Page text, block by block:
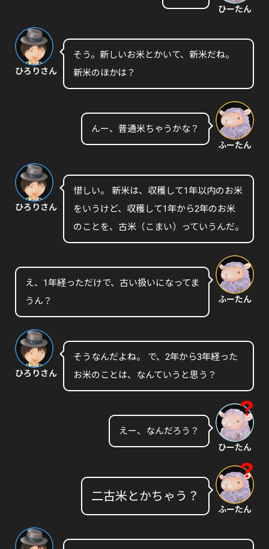
ひーたん
ひろりさん
そう。新しいお米とかいて、新米だね。
新米のほかは？
んー、普通米ちゃうかな？
ふーたん
ひろりさん
惜しい。 新米は、収穫して1年以内のお米
をいうけど、収穫して1年から2年のお米
のことを、古米（こまい）っていうんだ。
え、1年経っただけで、古い扱いになってま
うん？
ふーたん
ひろりさん
そうなんだよね。 で、2年から3年経った
お米のことは、なんていうと思う？
えー、なんだろう？
ひーたん
二古米とかちゃう？
ふーたん